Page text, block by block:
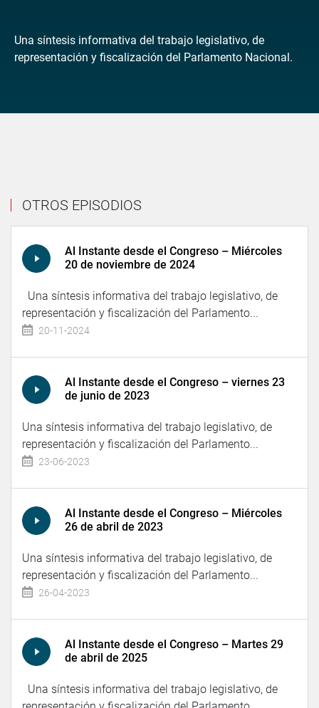
Una síntesis informativa del trabajo legislativo, de
representación y fiscalización del Parlamento Nacional.
OTROS EPISODIOS
Al Instante desde el Congreso – Miércoles
20 de noviembre de 2024
Una síntesis informativa del trabajo legislativo, de
representación y fiscalización del Parlamento...
20-11-2024
Al Instante desde el Congreso – viernes 23
de junio de 2023
Una síntesis informativa del trabajo legislativo, de
representación y fiscalización del Parlamento...
23-06-2023
Al Instante desde el Congreso – Miércoles
26 de abril de 2023
Una síntesis informativa del trabajo legislativo, de
representación y fiscalización del Parlamento...
26-04-2023
Al Instante desde el Congreso – Martes 29
de abril de 2025
Una síntesis informativa del trabajo legislativo, de